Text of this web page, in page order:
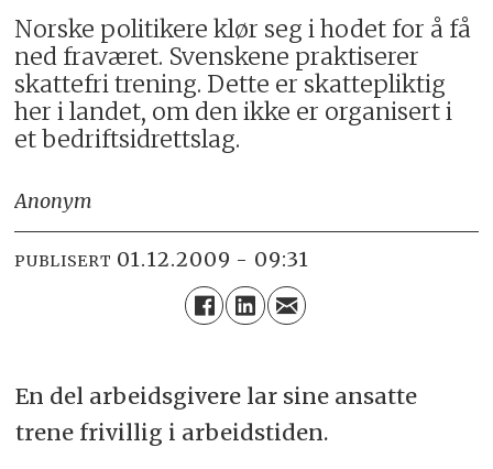
Norske politikere klør seg i hodet for å få
ned fraværet. Svenskene praktiserer
skattefri trening. Dette er skattepliktig
her i landet, om den ikke er organisert i
et bedriftsidrettslag.
Anonym
PUBLISERT 01.12.2009 - 09:31
En del arbeids­givere lar sine ansatte
trene fri­villig i arbeids­tiden.